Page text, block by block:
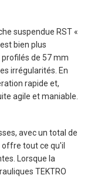
suspendue RST «
bien plus
de 57 mm
irrégularités. En
rapide et,
agile et maniable.
avec un total de
tout ce qu'il
Lorsque la
TEKTRO